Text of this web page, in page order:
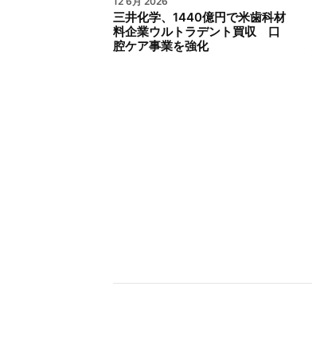
三井化学、1440億円で米歯科材
料企業ウルトラデント買収 口
腔ケア事業を強化